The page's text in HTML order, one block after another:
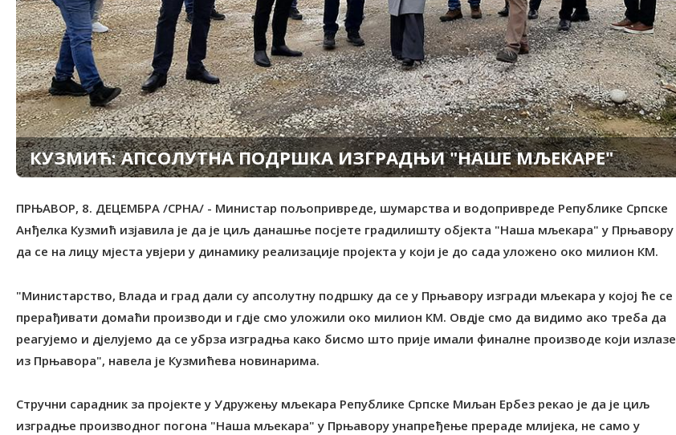
КУЗМИЋ: АПСОЛУТНА ПОДРШКА ИЗГРАДЊИ "НАШЕ МЉЕКАРЕ"
ПРЊАВОР, 8. ДЕЦЕМБРА /СРНА/ - Министар пољопривреде, шумарства и водопривреде Републике Српске
Анђелка Кузмић изјавила је да је циљ данашње посјете градилишту објекта "Наша мљекара" у Прњавору
да се на лицу мјеста увјери у динамику реализације пројекта у који је до сада уложено око милион КМ.
"Министарство, Влада и град дали су апсолутну подршку да се у Прњавору изгради мљекара у којој ће се
прерађивати домаћи производи и гдје смо уложили око милион КМ. Овдје смо да видимо ако треба да
реагујемо и дјелујемо да се убрза изградња како бисмо што прије имали финалне производе који излазе
из Прњавора", навела је Кузмићева новинарима.
Стручни сарадник за пројекте у Удружењу мљекара Републике Српске Миљан Ербез рекао је да је циљ
изградње производног погона "Наша мљекара" у Прњавору унапређење прераде млијека, не само у